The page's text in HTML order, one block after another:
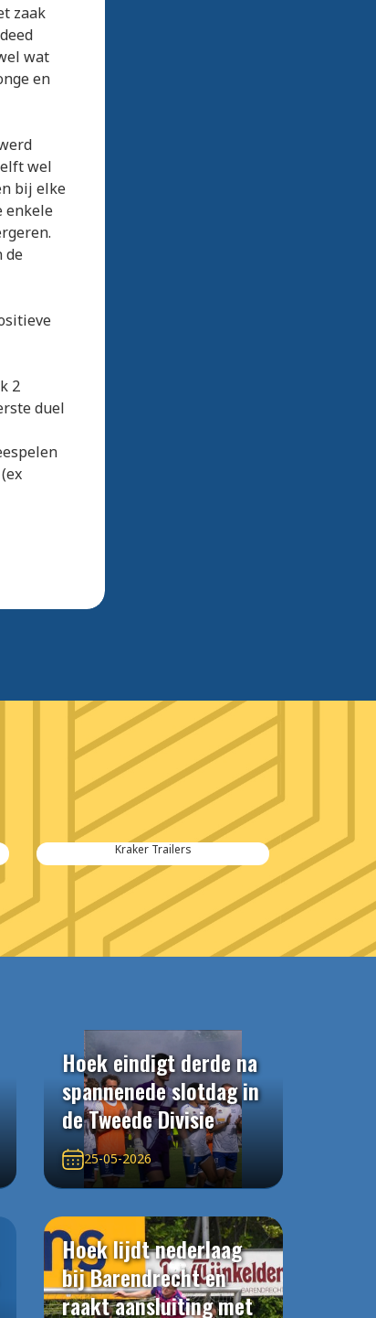
zaak
wat
en
wel
bij elke
enkele
de
2
duel
Kraker Trailers
Hoek eindigt derde na
spannenede slotdag in
de Tweede Divisie
25-05-2026
Hoek lijdt nederlaag
bij Barendrecht en
raakt aansluiting met